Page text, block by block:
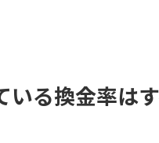
る換金率は